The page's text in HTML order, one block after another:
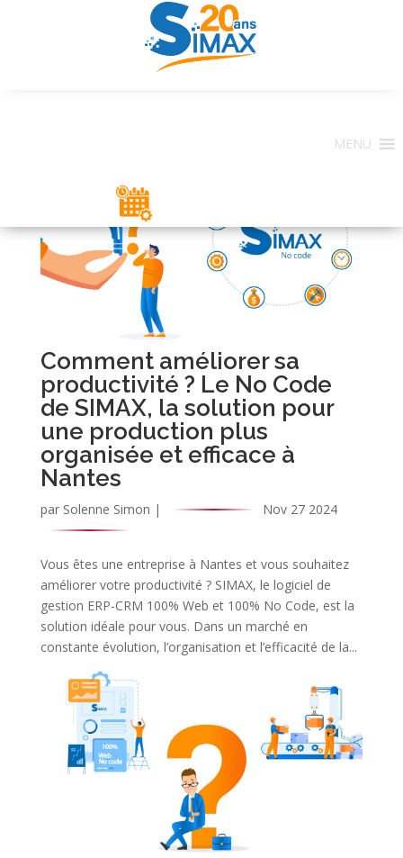
MENU
Comment améliorer sa
productivité ? Le No Code
de SIMAX, la solution pour
une production plus
organisée et efficace à
Nantes
par Solenne Simon | Nov 27 2024
Vous êtes une entreprise à Nantes et vous souhaitez
améliorer votre productivité ? SIMAX, le logiciel de
gestion ERP-CRM 100% Web et 100% No Code, est la
solution idéale pour vous. Dans un marché en
constante évolution, l’organisation et l’efficacité de la...